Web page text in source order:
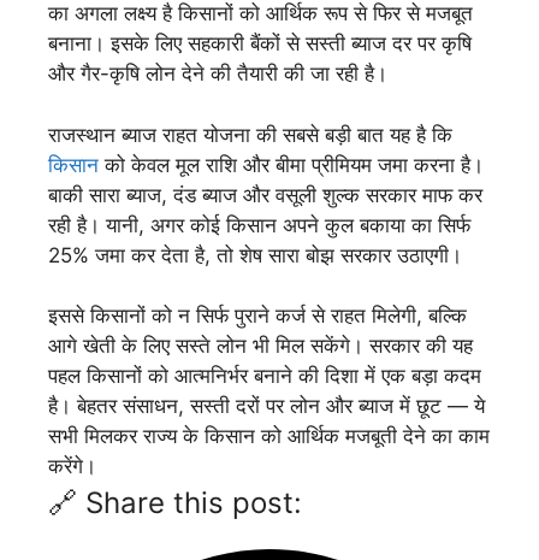
का अगला लक्ष्य है किसानों को आर्थिक रूप से फिर से मजबूत
बनाना। इसके लिए सहकारी बैंकों से सस्ती ब्याज दर पर कृषि
और गैर-कृषि लोन देने की तैयारी की जा रही है।
राजस्थान ब्याज राहत योजना की सबसे बड़ी बात यह है कि
किसान को केवल मूल राशि और बीमा प्रीमियम जमा करना है।
बाकी सारा ब्याज, दंड ब्याज और वसूली शुल्क सरकार माफ कर
रही है। यानी, अगर कोई किसान अपने कुल बकाया का सिर्फ
25% जमा कर देता है, तो शेष सारा बोझ सरकार उठाएगी।
इससे किसानों को न सिर्फ पुराने कर्ज से राहत मिलेगी, बल्कि
आगे खेती के लिए सस्ते लोन भी मिल सकेंगे। सरकार की यह
पहल किसानों को आत्मनिर्भर बनाने की दिशा में एक बड़ा कदम
है। बेहतर संसाधन, सस्ती दरों पर लोन और ब्याज में छूट — ये
सभी मिलकर राज्य के किसान को आर्थिक मजबूती देने का काम
करेंगे।
🔗 Share this post: